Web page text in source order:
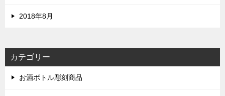
2018年8月
カテゴリー
お酒ボトル彫刻商品